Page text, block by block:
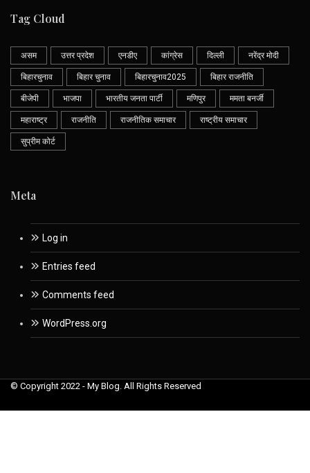
Tag Cloud
असम उत्तर प्रदेश एनडीए कांग्रेस दिल्ली नरेंद्र मोदी
बिहारचुनाव बिहार चुनाव बिहारचुनाव2025 बिहार राजनीति
बीजेपी भाजपा भारतीय जनता पार्टी मणिपुर ममता बनर्जी
महाराष्ट्र राजनीति राजनीतिक समाचार राष्ट्रीय समाचार
सुप्रीम कोर्ट
Meta
Log in
Entries feed
Comments feed
WordPress.org
© Copyright 2022 - My Blog. All Rights Reserved